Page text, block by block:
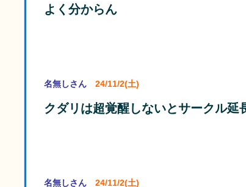
よく分からん
名無しさん 24/11/2(土)
クダリは超覚醒しないとサークル延
名無しさん 24/11/2(土)